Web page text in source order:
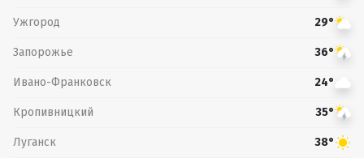
Ужгород 29°
Запорожье 36°
Ивано-Франковск 24°
Кропивницкий 35°
Луганск 38°